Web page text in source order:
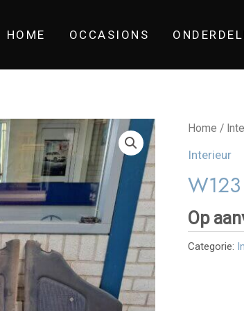
HOME OCCASIONS
Home /
Interieur
Op
Categorie: